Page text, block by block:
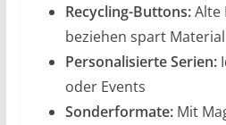
Recycling-Buttons:Alte
beziehen spart Material
Personalisierte Serien:
oder Events
Sonderformate:Mit